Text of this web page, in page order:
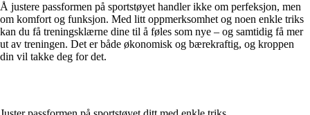
Å justere passformen på sportstøyet handler ikke om perfeksjon, men
om komfort og funksjon. Med litt oppmerksomhet og noen enkle triks
kan du få treningsklærne dine til å føles som nye – og samtidig få mer
ut av treningen. Det er både økonomisk og bærekraftig, og kroppen
din vil takke deg for det.